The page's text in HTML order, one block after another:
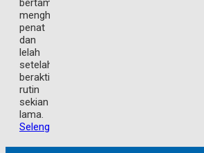
bertamasya,
menghilangkan
penat
dan
lelah
setelah
beraktivitas
rutin
sekian
lama.
Selengkapnya